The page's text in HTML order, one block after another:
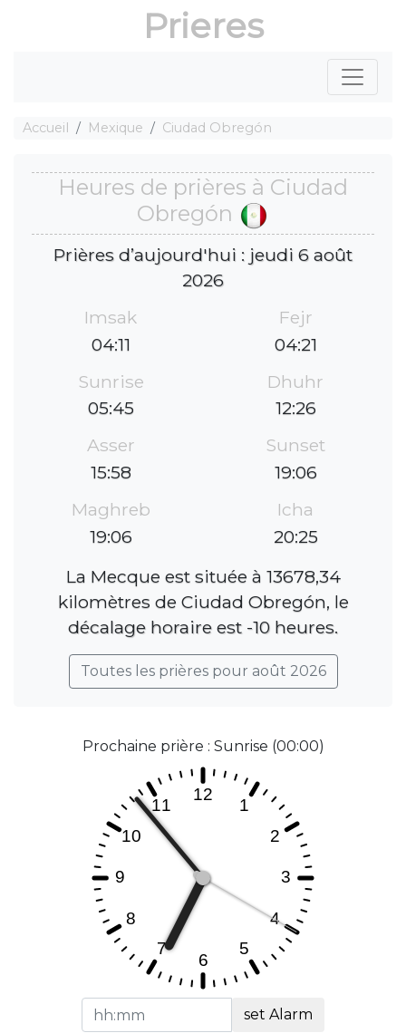
Prieres
Accueil Mexique Ciudad Obregón
Heures de prières à Ciudad
Obregón
Prières d’aujourd'hui : jeudi 6 août
2026
Imsak
04:11
Fejr
04:21
Sunrise
05:45
Dhuhr
12:26
Asser
15:58
Sunset
19:06
Maghreb
19:06
Icha
20:25
La Mecque est située à 13678,34
kilomètres de Ciudad Obregón, le
décalage horaire est -10 heures.
Toutes les prières pour août 2026
Prochaine prière : Sunrise (00:00)
set Alarm